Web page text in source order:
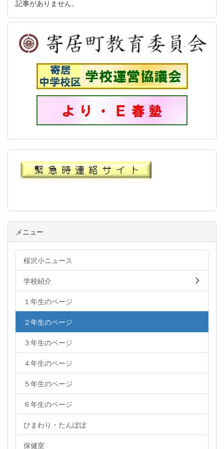
記事がありません。
メニュー
桜沢小ニュース
学校紹介
１年生のページ
２年生のページ
３年生のページ
４年生のページ
５年生のページ
６年生のページ
ひまわり・たんぽぽ
保健室